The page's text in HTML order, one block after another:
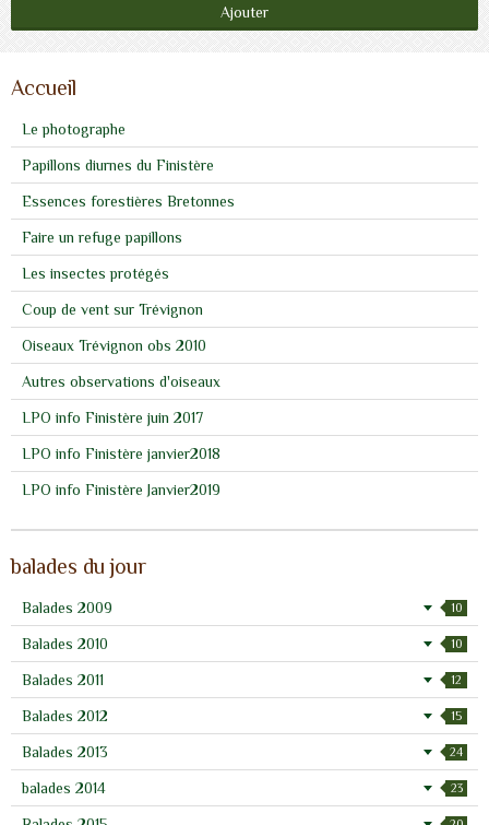
Ajouter
Accueil
Le photographe
Papillons diurnes du Finistère
Essences forestières Bretonnes
Faire un refuge papillons
Les insectes protégés
Coup de vent sur Trévignon
Oiseaux Trévignon obs 2010
Autres observations d'oiseaux
LPO info Finistère juin 2017
LPO info Finistère janvier2018
LPO info Finistère Janvier2019
balades du jour
Balades 2009 10
Balades 2010 10
Balades 2011 12
Balades 2012 15
Balades 2013 24
balades 2014 23